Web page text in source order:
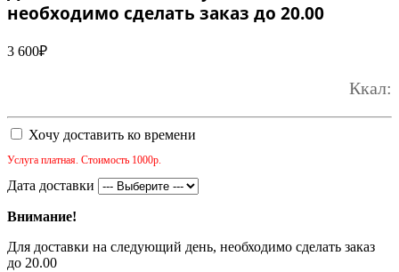
необходимо сделать заказ до 20.00
3 600₽
Ккал:
Хочу доставить ко времени
Услуга платная. Стоимость 1000р.
Дата доставки
Внимание!
Для доставки на следующий день, необходимо сделать заказ
до 20.00